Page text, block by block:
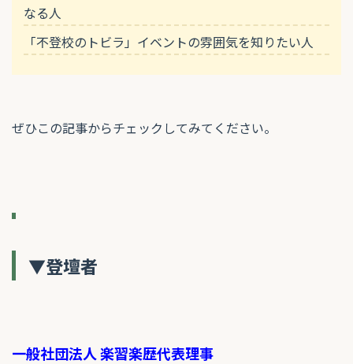
なる人
「不登校のトビラ」イベントの雰囲気を知りたい人
ぜひこの記事からチェックしてみてください。
▼登壇者
一般社団法人 楽習楽歴代表理事